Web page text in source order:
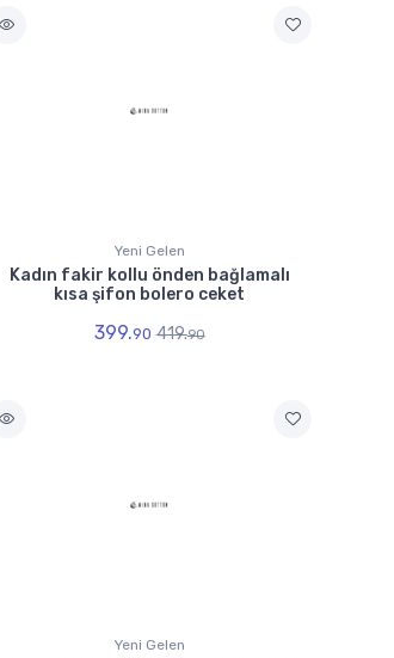
Yeni Gelen
Kadın fakir kollu önden bağlamalı
kısa şifon bolero ceket
399.90 419.90
Yeni Gelen